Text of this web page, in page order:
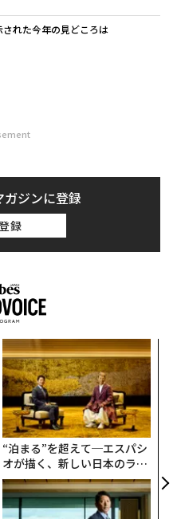
された今年の見どころは
ジンに登録
録
“泊まる”を超えて─エスパシ
オが描く、新しい日本のラグ
ジュアリー（中編）